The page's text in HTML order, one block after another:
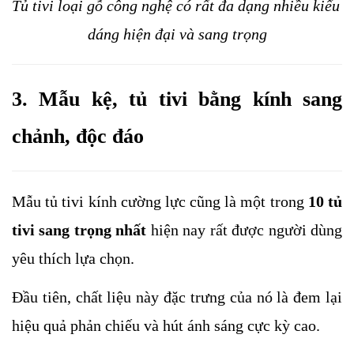
Tủ tivi loại gỗ công nghệ có rất đa dạng nhiều kiểu
dáng hiện đại và sang trọng
3. Mẫu kệ, tủ tivi bằng kính sang
chảnh, độc đáo
Mẫu tủ tivi kính cường lực cũng là một trong 10 tủ
tivi sang trọng nhất hiện nay rất được người dùng
yêu thích lựa chọn.
Đầu tiên, chất liệu này đặc trưng của nó là đem lại
hiệu quả phản chiếu và hút ánh sáng cực kỳ cao.